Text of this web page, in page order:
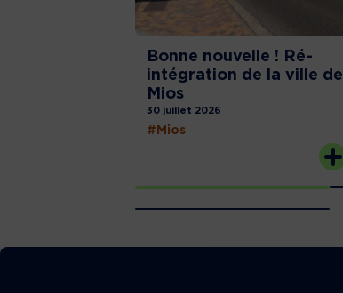
Bonne nouvelle ! Ré-
intégration de la ville de
Mios
30 juillet 2026
#Mios